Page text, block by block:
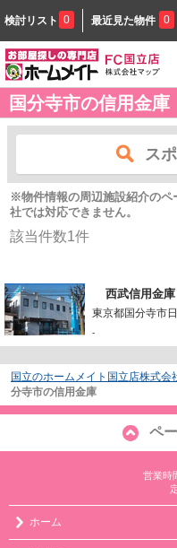
検討リスト 0 最近見た物件 0
国分寺市の信用金庫
ス
※物件情報の周辺施設紹介のペ
社では対応できません。
該当件数1件
西武信用金庫
東京都国分寺市
-
国立のホームメイト国立店株式会
分寺市の信用金庫
ペ
営業時
ホーム